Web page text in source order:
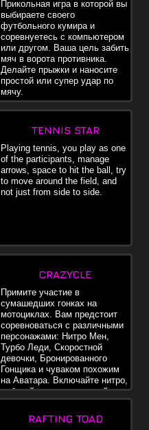
Прикольная игра в которой вы
выбираете своего
футбольного кумира и
соревнуетесь с компьютером
или другом. Ваша цель забить
мяч в ворота противника.
Делайте прыжки и наносите
простой или супер удар по
мячу.
TENNIS STAR
Playing tennis, you play as one
of the participants, manage
arrows, space to hit the ball, try
to move around the field, and
not just from side to side.
CRAZYCLE
Примите участие в
сумашедших гонках на
мотоциклах. Вам предстоит
соревноваться с различными
персонажами: Нитро Мен,
Турбо Леди, Скоростной
девочки, Бронированного
Гонщика и чуваком похожим
на Аватара. Включайте нитро,
собирайте монеты, делайте
RAFTING TOAD